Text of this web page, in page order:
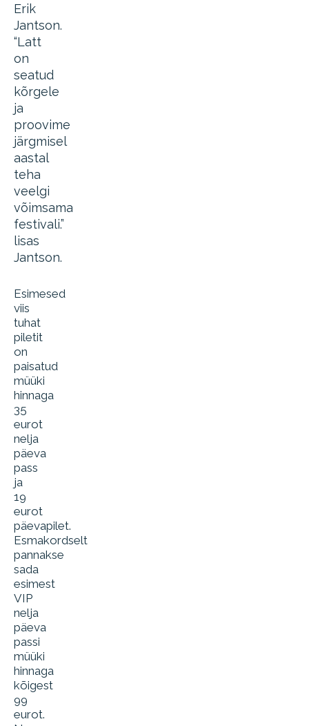
Erik
Jantson.
“Latt
on
seatud
kõrgele
ja
proovime
järgmisel
aastal
teha
veelgi
võimsama
festivali.”
lisas
Jantson.
Esimesed
viis
tuhat
piletit
on
paisatud
müüki
hinnaga
35
eurot
nelja
päeva
pass
ja
19
eurot
päevapilet.
Esmakordselt
pannakse
sada
esimest
VIP
nelja
päeva
passi
müüki
hinnaga
kõigest
99
eurot.